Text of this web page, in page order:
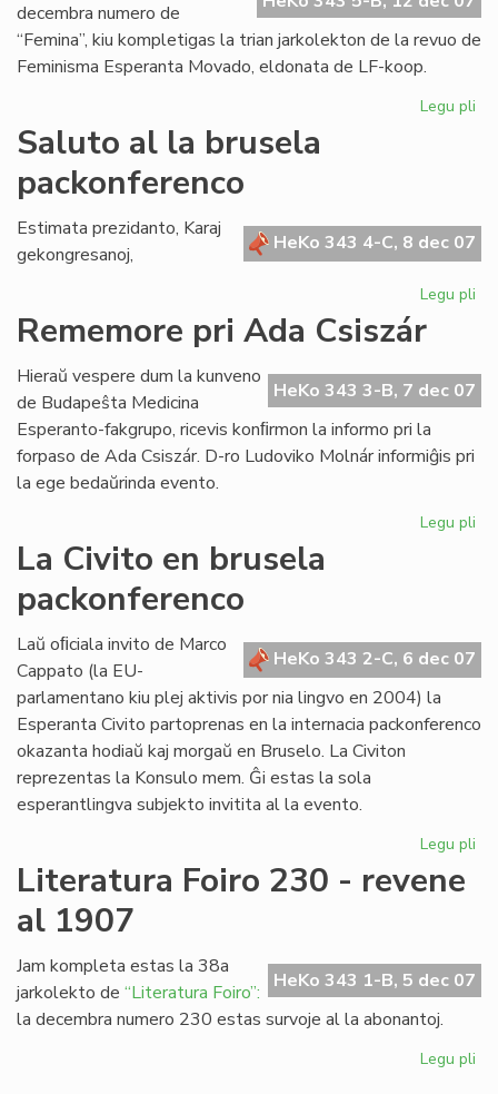
decembra numero de
“Femina”, kiu kompletigas la trian jarkolekton de la revuo de
Feminisma Esperanta Movado, eldonata de LF-koop.
Legu pli
de
Saluto al la brusela
packonferenco
HeKo 343 4-C, 8 dec 07
Estimata prezidanto, Karaj
gekongresanoj,
Legu pli
Rememore pri Ada Csiszár
HeKo 343 3-B, 7 dec 07
Hieraŭ vespere dum la kunveno
de Budapeŝta Medicina
Esperanto-fakgrupo, ricevis konﬁrmon la informo pri la
forpaso de Ada Csiszár. D-ro Ludoviko Molnár informiĝis pri
la ege bedaŭrinda evento.
Legu pli
La Civito en brusela
packonferenco
HeKo 343 2-C, 6 dec 07
Laŭ oﬁciala invito de Marco
Cappato (la EU-
parlamentano kiu plej aktivis por nia lingvo en 2004) la
Esperanta Civito partoprenas en la internacia packonferenco
okazanta hodiaŭ kaj morgaŭ en Bruselo. La Civiton
reprezentas la Konsulo mem. Ĝi estas la sola
esperantlingva subjekto invitita al la evento.
Legu pli
Literatura Foiro 230 - revene
al 1907
HeKo 343 1-B, 5 dec 07
Jam kompleta estas la 38a
jarkolekto de “Literatura Foiro”:
la decembra numero 230 estas survoje al la abonantoj.
Legu pli